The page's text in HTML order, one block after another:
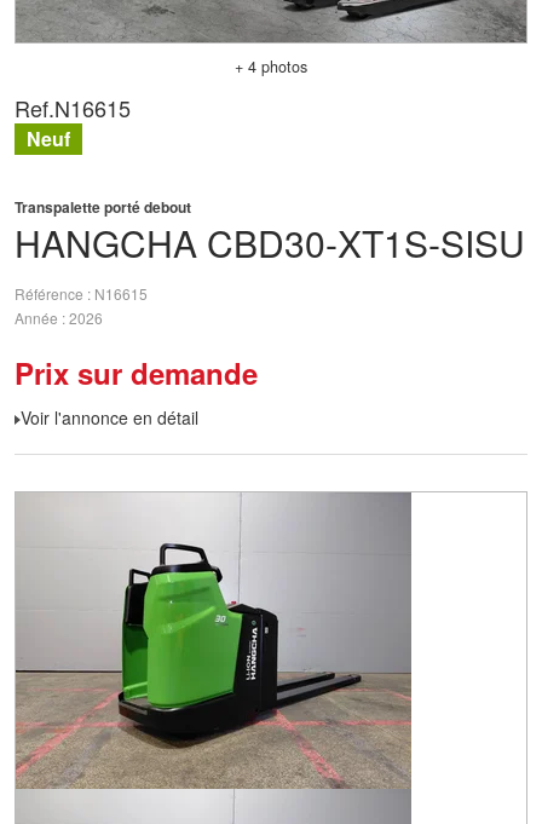
+ 4 photos
HANGCHA CBD30-XT1S-SISU
Transpalette porté debout
Référence
N16615
Année 2026
Prix sur demande
Voir l'annonce en détail
Ref.N16615
Neuf